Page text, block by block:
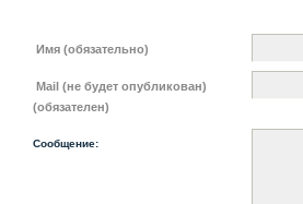
Имя (обязательно)
Mail (не будет опубликован)
(обязателен)
Сообщение: